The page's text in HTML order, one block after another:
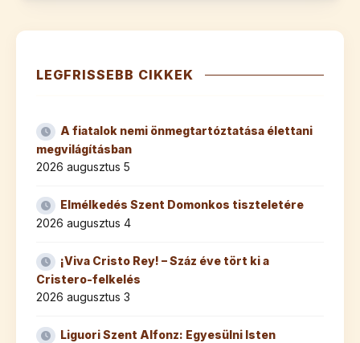
LEGFRISSEBB CIKKEK
A fiatalok nemi önmegtartóztatása élettani
megvilágításban
2026 augusztus 5
Elmélkedés Szent Domonkos tiszteletére
2026 augusztus 4
¡Viva Cristo Rey! – Száz éve tört ki a
Cristero-felkelés
2026 augusztus 3
Liguori Szent Alfonz: Egyesülni Isten